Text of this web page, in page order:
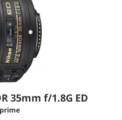
35mm f/1.8G ED